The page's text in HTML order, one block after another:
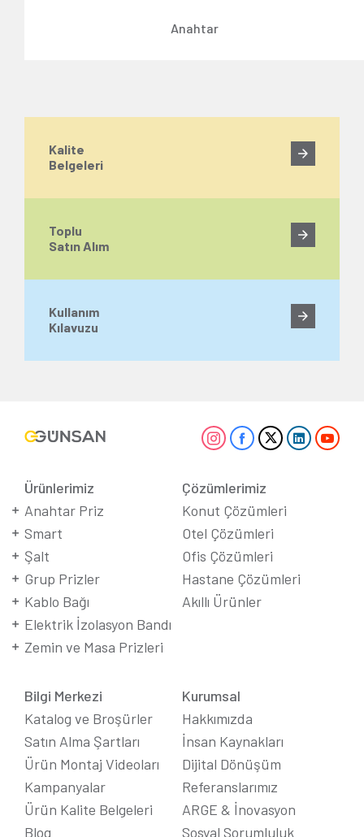
Anahtar
Kalite
Belgeleri
Toplu
Satın Alım
Kullanım
Kılavuzu
Ürünlerimiz
Anahtar Priz
Smart
Şalt
Grup Prizler
Kablo Bağı
Elektrik İzolasyon Bandı
Zemin ve Masa Prizleri
Çözümlerimiz
Konut Çözümleri
Otel Çözümleri
Ofis Çözümleri
Hastane Çözümleri
Akıllı Ürünler
Bilgi Merkezi
Katalog ve Broşürler
Satın Alma Şartları
Ürün Montaj Videoları
Kampanyalar
Ürün Kalite Belgeleri
Blog
Kurumsal
Hakkımızda
İnsan Kaynakları
Dijital Dönüşüm
Referanslarımız
ARGE & İnovasyon
Sosyal Sorumluluk